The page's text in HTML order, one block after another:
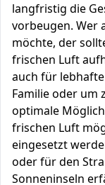
langfristig die
vorbeugen. Wer
möchte, der
frischen Luft
auch für
Familie oder um
optimale
frischen Luft
eingesetzt
oder für den
Sonneninseln